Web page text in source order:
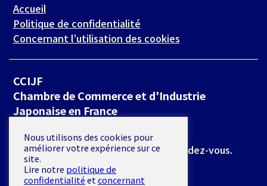
Accueil
Politique de confidentialité
Concernant l’utilisation des cookies
CCIJF
Chambre de Commerce et d'Industrie
Japonaise en France
19 rue de Milan 75009 Paris
*L’accès se fait exclusivement sur rendez-vous.
E-mail :secretariat@ccijf.asso.fr
Nous utilisons des cookies pour
améliorer votre expérience sur ce
site.
Lire notre politique de
confidentialitéetconcernant